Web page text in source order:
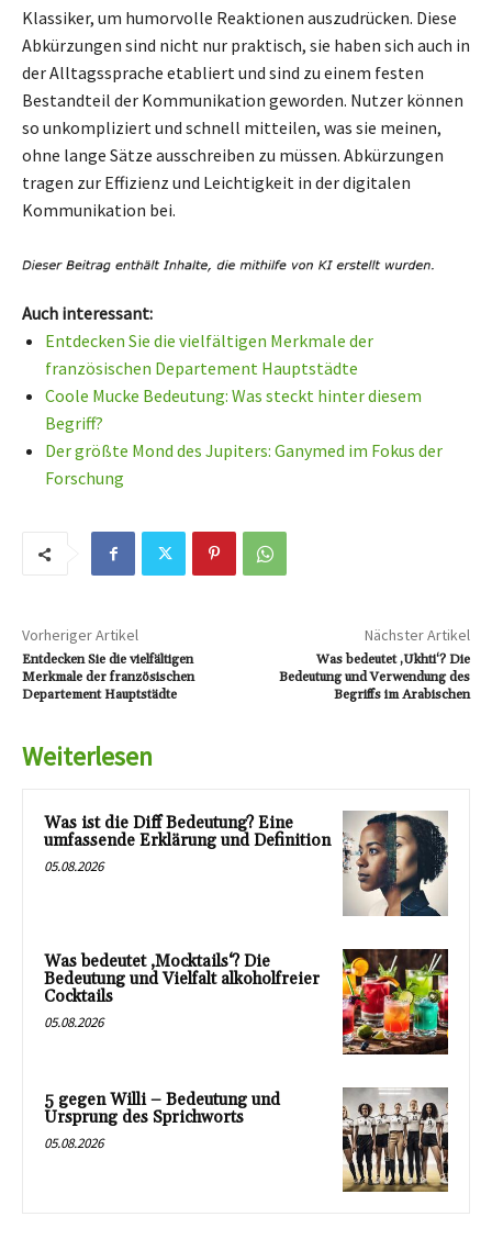
Klassiker, um humorvolle Reaktionen auszudrücken. Diese
Abkürzungen sind nicht nur praktisch, sie haben sich auch in
der Alltagssprache etabliert und sind zu einem festen
Bestandteil der Kommunikation geworden. Nutzer können
so unkompliziert und schnell mitteilen, was sie meinen,
ohne lange Sätze ausschreiben zu müssen. Abkürzungen
tragen zur Effizienz und Leichtigkeit in der digitalen
Kommunikation bei.
Auch interessant:
Entdecken Sie die vielfältigen Merkmale der
französischen Departement Hauptstädte
Coole Mucke Bedeutung: Was steckt hinter diesem
Begriff?
Der größte Mond des Jupiters: Ganymed im Fokus der
Forschung
Vorheriger Artikel
Entdecken Sie die vielfältigen
Merkmale der französischen
Departement Hauptstädte
Nächster Artikel
Was bedeutet ‚Ukhti‘? Die
Bedeutung und Verwendung des
Begriffs im Arabischen
Weiterlesen
Was ist die Diff Bedeutung? Eine
umfassende Erklärung und Definition
05.08.2026
Was bedeutet ‚Mocktails‘? Die
Bedeutung und Vielfalt alkoholfreier
Cocktails
05.08.2026
5 gegen Willi – Bedeutung und
Ursprung des Sprichworts
05.08.2026